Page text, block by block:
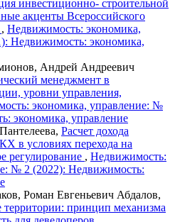
инвестиционно- строительной
акценты Всероссийского
, Недвижимость: экономика,
Недвижимость: экономика,
Андрей Андреевич
менеджмент в
уровни управления,
экономика, управление: №
экономика, управление
Расчет дохода
в условиях перехода на
регулирование , Недвижимость:
№ 2 (2022): Недвижимость:
Роман Евгеньевич Абдалов,
территории: принцип механизма